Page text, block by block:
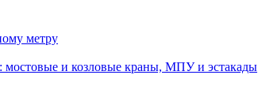
метру
мостовые и козловые краны, МПУ и эстакады